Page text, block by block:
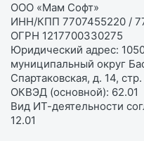
ООО «Мам Софт»
ИНН/КПП 7707455220 /
ОГРН 1217700330275
Юридический адрес:
муниципальный округ
Спартаковская, д. 14,
ОКВЭД (основной): 62.01
Вид ИТ-деятельности
12.01